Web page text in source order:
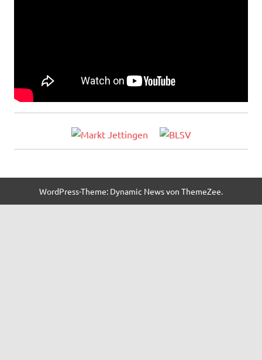
WordPress-Theme: Dynamic News von ThemeZee.